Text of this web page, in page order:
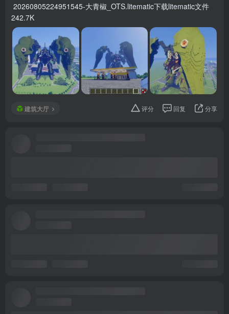
20260805224951545-大青椒_OTS.litematic下载litematic文件
242.7K
建筑大厅 评分 回复 分享